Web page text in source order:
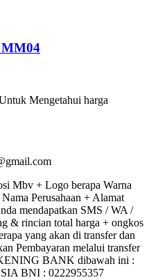
MM04
Mengetahui harga
Mbv + Logo berapa Warna
Perusahaan + Alamat
mendapatkan SMS / WA /
& rincian total harga + ongkos
yang akan di transfer dan
Pembayaran melalui transfer
BANK dibawah ini :
BNI : 0222955357